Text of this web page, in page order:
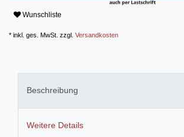
Wunschliste
* inkl. ges. MwSt. zzgl. Versandkosten
Beschreibung
Weitere Details